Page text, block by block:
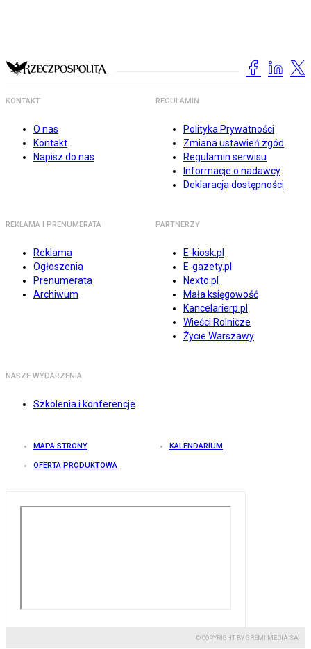
KONTAKT
O nas
Kontakt
Napisz do nas
REGULAMIN
Polityka Prywatności
Zmiana ustawień zgód
Regulamin serwisu
Informacje o nadawcy
Deklaracja dostępności
REKLAMA I PRENUMERATA
Reklama
Ogłoszenia
Prenumerata
Archiwum
PARTNERZY
E-kiosk.pl
E-gazety.pl
Nexto.pl
Mała księgowość
Kancelarierp.pl
Wieści Rolnicze
Życie Warszawy
NASZE WYDARZENIA
Szkolenia i konferencje
MAPA STRONY KALENDARIUM
OFERTA PRODUKTOWA
© COPYRIGHT BY GREMI MEDIA SA